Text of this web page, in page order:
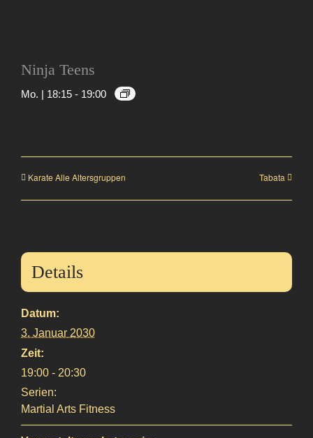
Ninja Teens
Mo. | 18:15 - 19:00
Karate Alle Altersgruppen Tabata
Details
Datum:
3. Januar 2030
Zeit:
19:00 - 20:30
Serien:
Martial Arts Fitness